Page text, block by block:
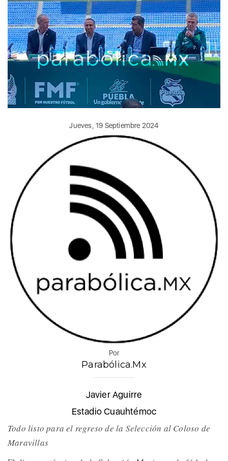
Jueves, 19 Septiembre 2024
Por
Parabólica.Mx
Javier Aguirre
Estadio Cuauhtémoc
Todo listo para el regreso de la Selección al Coloso de
Maravillas